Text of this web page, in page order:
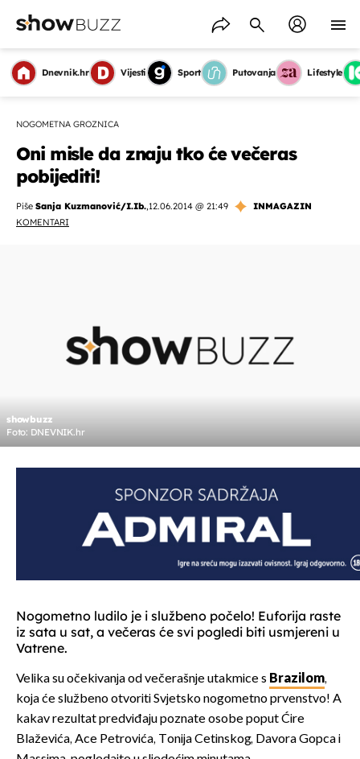
Dnevnik.hr Vijesti Sport Putovanja Lifestyle
NOGOMETNA GROZNICA
Oni misle da znaju tko će večeras
pobijediti!
Piše Sanja Kuzmanović/I.Ib.,12.06.2014 @ 21:49
INMAGAZIN
KOMENTARI
showbuzz
Foto: DNEVNIK.hr
Nogometno ludilo je i službeno počelo! Euforija raste
iz sata u sat, a večeras će svi pogledi biti usmjereni u
Vatrene.
Velika su očekivanja od večerašnje utakmice s Brazilom,
koja će službeno otvoriti Svjetsko nogometno prvenstvo! A
kakav rezultat predviđaju poznate osobe poput Ćire
Blaževića, Ace Petrovića, Tonija Cetinskog, Davora Gopca i